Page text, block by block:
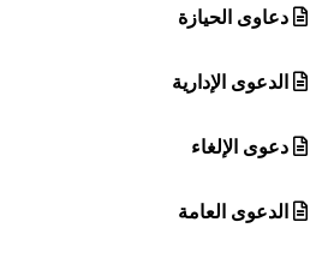
دعاوى الحيازة
الدعوى الإدارية
دعوى الإلغاء
الدعوى العامة